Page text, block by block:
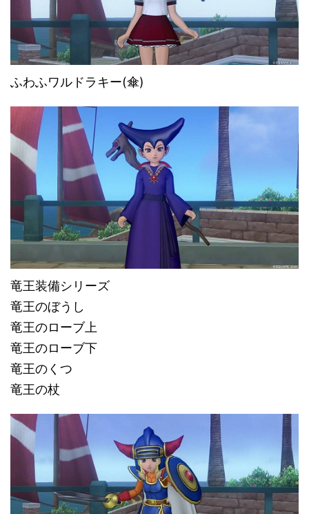
ふわふワルドラキー(傘)
竜王装備シリーズ
竜王のぼうし
竜王のローブ上
竜王のローブ下
竜王のくつ
竜王の杖